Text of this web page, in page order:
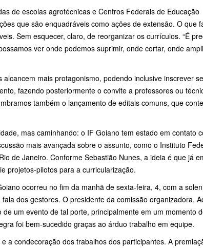
de escolas agrotécnicas e Centros Federais de Educação
que são enquadráveis como ações de extensão. O que
Sem esquecer, claro, de reorganizar os currículos. “É
ver onde podemos suprimir, onde cortar, onde
mais protagonismo, podendo inclusive inscrever
fazendo posteriormente o convite a professores ou
também o lançamento de editais comuns, que
mas caminhando: o IF Goiano tem estado em contato
mais avançada sobre o assunto, como o Instituto
de Janeiro. Conforme Sebastião Nunes, a ideia é que já
projetos-pilotos para a curricularização.
ocorreu no fim da manhã de sexta-feira, 4, com a
dos gestores. O presidente da comissão organizadora,
de um evento de tal porte, principalmente em um momento
foi bem-sucedido graças ao árduo trabalho em equipe.
a condecoração dos trabalhos dos participantes. A